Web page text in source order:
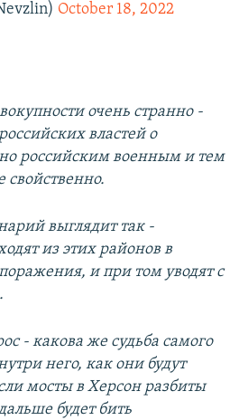
October 18, 2022
очень странно -
властей о
российским военным и тем
свойственно.
выглядит так -
из этих районов в
и при том уводят с
- какова же судьба самого
него, как они будут
мосты в Херсон разбиты
будет бить